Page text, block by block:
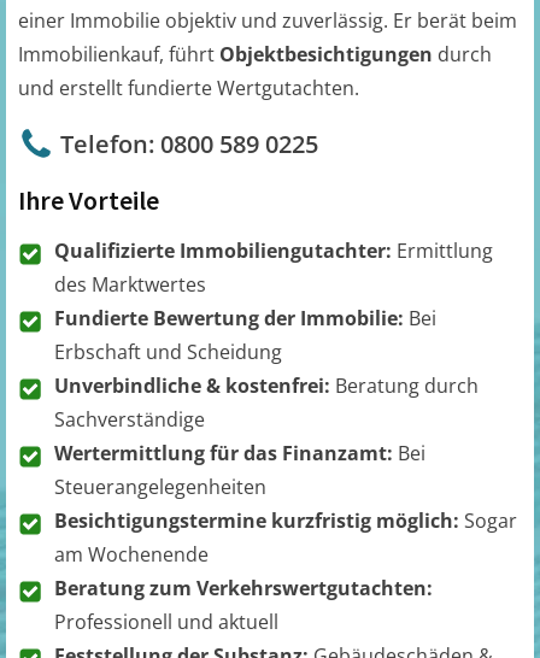
einer Immobilie objektiv und zuverlässig. Er berät beim
Immobilienkauf, führt Objektbesichtigungen durch
und erstellt fundierte Wertgutachten.
Telefon: 0800 589 0225
Ihre Vorteile
Qualifizierte Immobiliengutachter: Ermittlung
des Marktwertes
Fundierte Bewertung der Immobilie: Bei
Erbschaft und Scheidung
Unverbindliche & kostenfrei: Beratung durch
Sachverständige
Wertermittlung für das Finanzamt: Bei
Steuerangelegenheiten
Besichtigungstermine kurzfristig möglich: Sogar
am Wochenende
Beratung zum Verkehrswertgutachten:
Professionell und aktuell